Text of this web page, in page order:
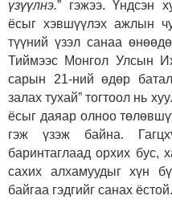
үзүүлнэ.” гэжээ. Үндсэн
ёсыг хэвшүүлэх ажлын
түүний үзэл санаа
Тиймээс Монгол Улсын
сарын 21-ний өдөр
залах тухай” тогтоол нь
ёсыг даяар олноо
гэж үзэж байна.
баринтаглаад орхих бус,
сахих алхамуудыг хүн
байгаа гэдгийг санах ёстой.